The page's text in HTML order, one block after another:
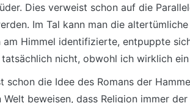
Dies verweist schon auf die
Im Tal kann man die
am Himmel identifizierte, entpuppte
nicht, obwohl ich wirklich
schon die Idee des Romans der
Welt beweisen, dass Religion immer